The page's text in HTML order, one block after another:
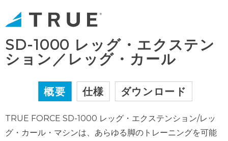
SD-1000 レッグ・エクステン
ション／レッグ・カール
概要 仕様 ダウンロード
TRUE FORCE SD-1000 レッグ・エクステンション/レッ
グ・カール・マシンは、あらゆる脚のトレーニングを可能